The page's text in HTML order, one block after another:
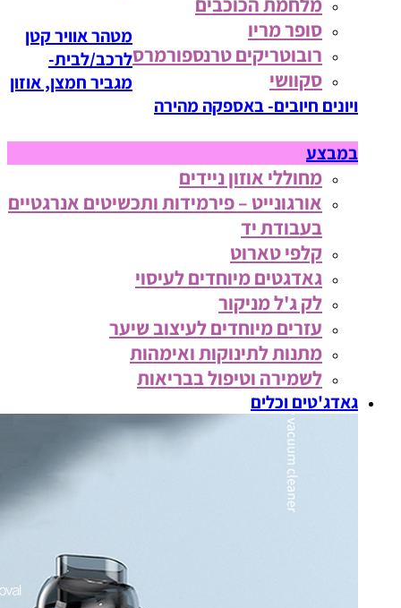
סופר מריו
רובוטריקים טרנספורמרס
סקוושי
מטהר אוויר קטן
לרכב/לבית-
מגביר חמצן, אוזון
ויונים חיובים- באספקה מהירה
במבצע
מחוללי אוזון ניידים
אורגונייט – פירמידות ותכשיטים אנרגטיים
בעבודת יד
קלפי טארוט
גאדגטים מיוחדים לעיסוי
לק ג'ל מניקור
עזרים מיוחדים לעיצוב שיער
מתנות לתינוקות ואימהות
לשמירה וטיפול בבריאות
גאדג'טים וכלים